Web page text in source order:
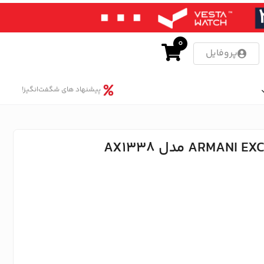
پروفایل
0
پیشنهاد های شگفت‌انگیز!